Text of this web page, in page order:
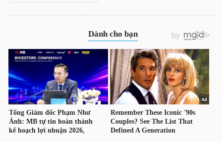
TRÁI
CÔNG
CỤ